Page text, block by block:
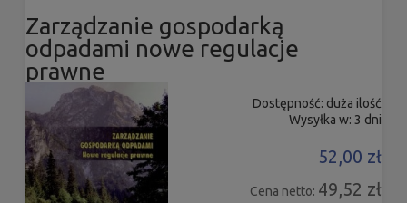
Zarządzanie gospodarką
odpadami nowe regulacje
prawne
Dostępność: duża ilość
Wysyłka w: 3 dni
52,00 zł
Cena netto: 49,52 zł